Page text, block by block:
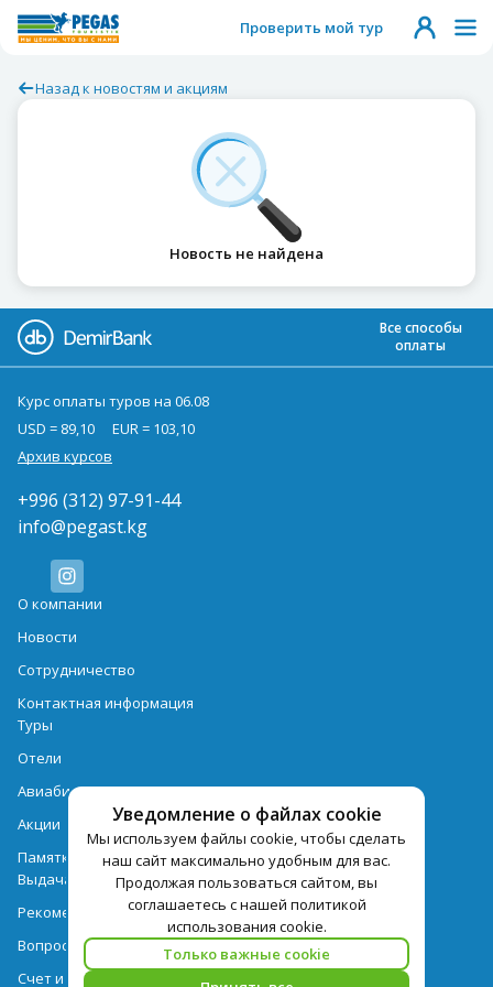
Проверить мой тур
Назад к новостям и акциям
Новость не найдена
Уведомление о файлах cookie
Мы используем файлы cookie, чтобы сделать
наш сайт максимально удобным для вас.
Продолжая пользоваться сайтом, вы
соглашаетесь с нашей политикой
использования cookie.
Только важные cookie
Все способы
оплаты
Курс оплаты туров на 06.08
USD = 89,10
EUR = 103,10
Архив курсов
+996 (312) 97-91-44
info@pegast.kg
О компании
Новости
Сотрудничество
Контактная информация
Туры
Отели
Авиабилеты
Акции
Памятка для туристов
Выдача документов
Рекомендации
Вопрос-ответ
Счет и оплата